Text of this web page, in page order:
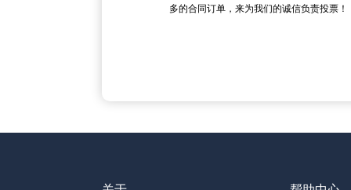
多的合同订单，来为我们的诚信负责投票！